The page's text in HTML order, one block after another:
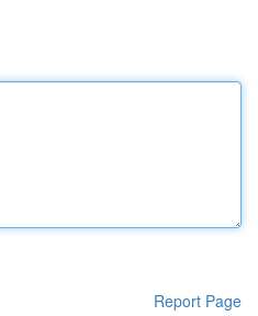
Report Page